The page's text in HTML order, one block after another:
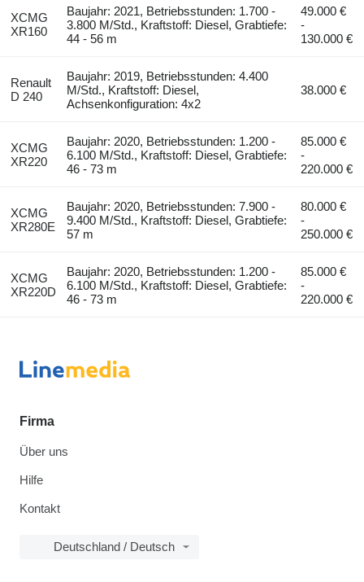
XCMG
XR160
Baujahr: 2021, Betriebsstunden: 1.700 -
3.800 M/Std., Kraftstoff: Diesel, Grabtiefe:
44 - 56 m
49.000 €
-
130.000 €
Renault
D 240
Baujahr: 2019, Betriebsstunden: 4.400
M/Std., Kraftstoff: Diesel,
Achsenkonfiguration: 4x2
38.000 €
XCMG
XR220
Baujahr: 2020, Betriebsstunden: 1.200 -
6.100 M/Std., Kraftstoff: Diesel, Grabtiefe:
46 - 73 m
85.000 €
-
220.000 €
XCMG
XR280E
Baujahr: 2020, Betriebsstunden: 7.900 -
9.400 M/Std., Kraftstoff: Diesel, Grabtiefe:
57 m
80.000 €
-
250.000 €
XCMG
XR220D
Baujahr: 2020, Betriebsstunden: 1.200 -
6.100 M/Std., Kraftstoff: Diesel, Grabtiefe:
46 - 73 m
85.000 €
-
220.000 €
Firma
Über uns
Hilfe
Kontakt
Deutschland / Deutsch